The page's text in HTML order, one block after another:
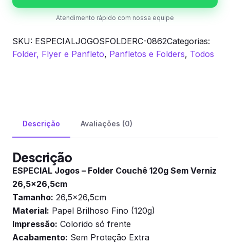
quantidade
Atendimento rápido com nossa equipe
SKU: ESPECIALJOGOSFOLDERC-0862Categorias:
Folder, Flyer e Panfleto, Panfletos e Folders, Todos
Descrição Avaliações (0)
Descrição
ESPECIAL Jogos – Folder Couchê 120g Sem Verniz
26,5×26,5cm
Tamanho: 26,5×26,5cm
Material: Papel Brilhoso Fino (120g)
Impressão: Colorido só frente
Acabamento: Sem Proteção Extra